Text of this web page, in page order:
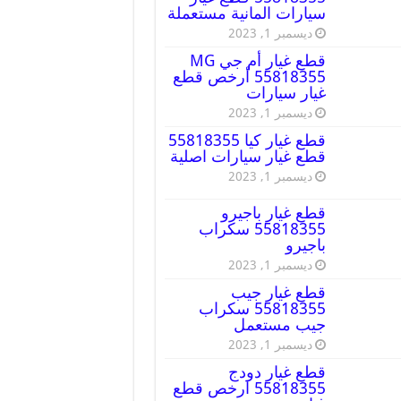
سيارات المانية مستعملة
ديسمبر 1, 2023
قطع غيار أم جي MG
55818355 أرخص قطع
غيار سيارات
ديسمبر 1, 2023
قطع غيار كيا 55818355
قطع غيار سيارات اصلية
ديسمبر 1, 2023
قطع غيار باجيرو
55818355 سكراب
باجيرو
ديسمبر 1, 2023
قطع غيار جيب
55818355 سكراب
جيب مستعمل
ديسمبر 1, 2023
قطع غيار دودج
55818355 ارخص قطع